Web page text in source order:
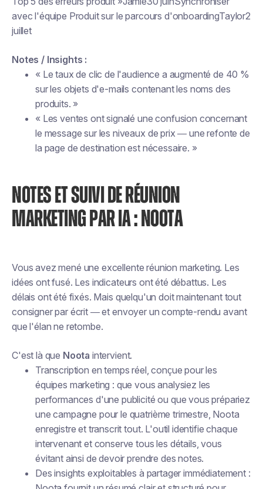
avec l'équipe Produit sur le parcours d'onboardingTaylor2
juillet
Notes / Insights :
« Le taux de clic de l'audience a augmenté de 40 %
sur les objets d'e-mails contenant les noms des
produits. »
« Les ventes ont signalé une confusion concernant
le message sur les niveaux de prix — une refonte de
la page de destination est nécessaire. »
NOTES ET SUIVI DE RÉUNION
MARKETING PAR IA : NOOTA
Vous avez mené une excellente réunion marketing. Les
idées ont fusé. Les indicateurs ont été débattus. Les
délais ont été fixés. Mais quelqu'un doit maintenant tout
consigner par écrit — et envoyer un compte-rendu avant
que l'élan ne retombe.
C'est là que Noota intervient.
Transcription en temps réel, conçue pour les
équipes marketing : que vous analysiez les
performances d'une publicité ou que vous prépariez
une campagne pour le quatrième trimestre, Noota
enregistre et transcrit tout. L'outil identifie chaque
intervenant et conserve tous les détails, vous
évitant ainsi de devoir prendre des notes.
Des insights exploitables à partager immédiatement :